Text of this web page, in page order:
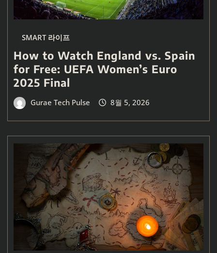
SMART 라이프
How to Watch England vs. Spain
for Free: UEFA Women’s Euro
2025 Final
Gurae Tech Pulse 8월 5, 2026